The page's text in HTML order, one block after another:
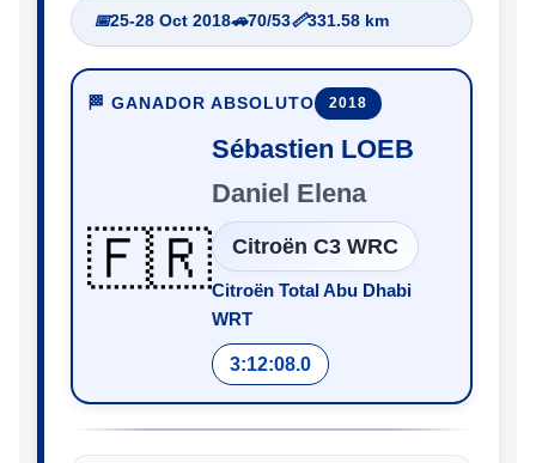
📅25-28 Oct 2018🚗70/53📏331.58 km
🏁 GANADOR ABSOLUTO 2018
🇫🇷
Sébastien LOEB
Daniel Elena
Citroën C3 WRC
Citroën Total Abu Dhabi
WRT
3:12:08.0